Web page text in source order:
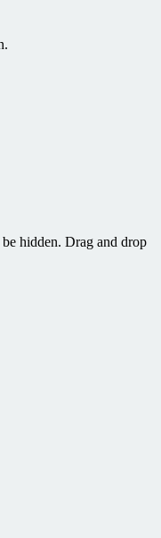
hidden. Drag and drop